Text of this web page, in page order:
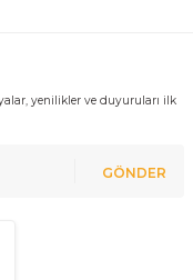
yenilikler ve duyuruları ilk
GÖNDER